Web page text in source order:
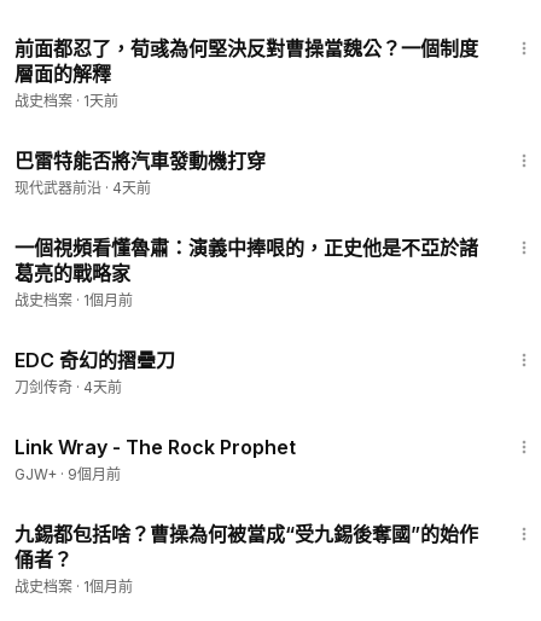
前面都忍了，荀彧為何堅決反對曹操當魏公？一個制度
層面的解釋
战史档案 · 1天前
巴雷特能否將汽車發動機打穿
现代武器前沿 · 4天前
一個視頻看懂魯肅：演義中捧哏的，正史他是不亞於諸
葛亮的戰略家
战史档案 · 1個月前
EDC 奇幻的摺疊刀
刀剑传奇 · 4天前
Link Wray - The Rock Prophet
GJW+ · 9個月前
九錫都包括啥？曹操為何被當成“受九錫後奪國”的始作
俑者？
战史档案 · 1個月前